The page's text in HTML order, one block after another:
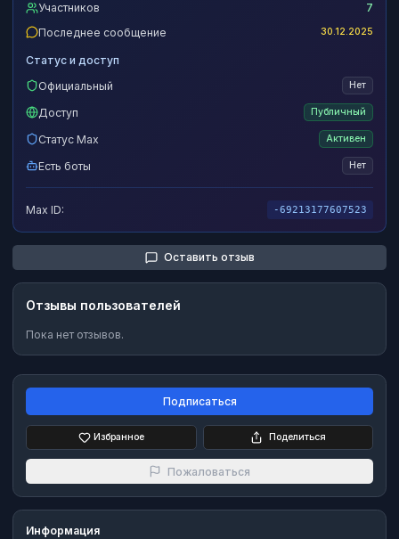
Участников
7
Последнее сообщение
30.12.2025
Статус и доступ
Официальный
Нет
Доступ Публичный
Статус Max Активен
Есть боты Нет
Max ID: -69213177607523
Оставить отзыв
Отзывы пользователей
Пока нет отзывов.
Подписаться
Избранное Поделиться
Пожаловаться
Информация